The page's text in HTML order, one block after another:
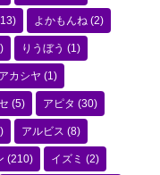
よかもんね (2)
りうぼう (1)
アカシヤ (1)
(5) アピタ (30)
アルビス (8)
(210) イズミ (2)